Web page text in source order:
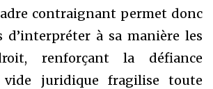
contraignant permet donc
d’interpréter à sa manière les
renforçant la défiance
vide juridique fragilise toute